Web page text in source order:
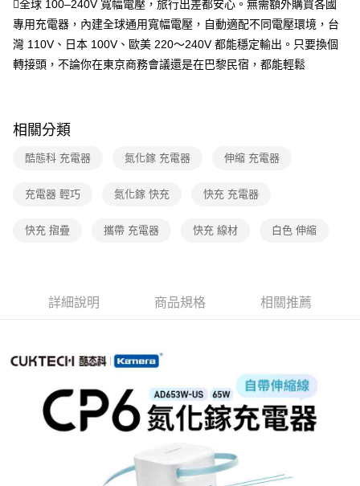
全球 100–240V 寬幅電壓，旅行出差都安心。無需額外購買各國
專用充電器，內建全球通用寬幅電壓，自動適配不同電壓環境，台
灣 110V、日本 100V、歐美 220～240V 都能穩定輸出。只要換個
轉接頭，不論你在東京商務會議還是在巴黎民宿，都能輕鬆
相關分類
酷態科 充電器 氮化鎵 充電器 伸縮 充電器
充電器 輕巧 氮化鎵 快充 快充 充電器
快充 摺疊 攜帶 充電器 快充 線材 白色 伸縮
詳細說明 商品規格 相關推薦